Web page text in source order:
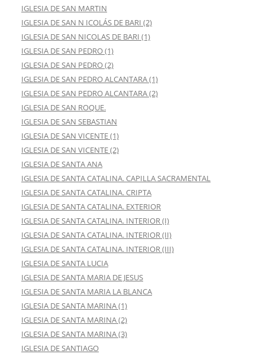
IGLESIA DE SAN MARTIN
IGLESIA DE SAN N ICOLÁS DE BARI (2)
IGLESIA DE SAN NICOLAS DE BARI (1)
IGLESIA DE SAN PEDRO (1)
IGLESIA DE SAN PEDRO (2)
IGLESIA DE SAN PEDRO ALCANTARA (1)
IGLESIA DE SAN PEDRO ALCANTARA (2)
IGLESIA DE SAN ROQUE.
IGLESIA DE SAN SEBASTIAN
IGLESIA DE SAN VICENTE (1)
IGLESIA DE SAN VICENTE (2)
IGLESIA DE SANTA ANA
IGLESIA DE SANTA CATALINA. CAPILLA SACRAMENTAL
IGLESIA DE SANTA CATALINA. CRIPTA
IGLESIA DE SANTA CATALINA. EXTERIOR
IGLESIA DE SANTA CATALINA. INTERIOR (I)
IGLESIA DE SANTA CATALINA. INTERIOR (II)
IGLESIA DE SANTA CATALINA. INTERIOR (III)
IGLESIA DE SANTA LUCIA
IGLESIA DE SANTA MARIA DE JESUS
IGLESIA DE SANTA MARIA LA BLANCA
IGLESIA DE SANTA MARINA (1)
IGLESIA DE SANTA MARINA (2)
IGLESIA DE SANTA MARINA (3)
IGLESIA DE SANTIAGO